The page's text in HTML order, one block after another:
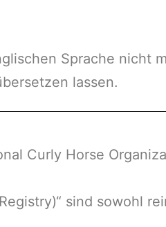
Sprache nicht
lassen.
Curly Horse
sind sowohl